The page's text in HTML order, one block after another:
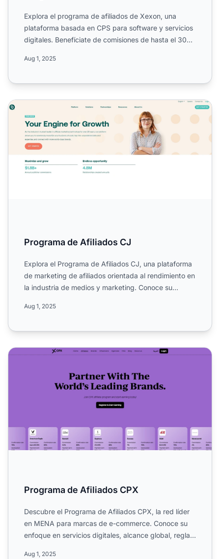
Explora el programa de afiliados de Xexon, una
plataforma basada en CPS para software y servicios
digitales. Benefíciate de comisiones de hasta el 30%,
Aug 1, 2025
Programa de Afiliados CJ
Programa de Afiliados CJ
Explora el Programa de Afiliados CJ, una plataforma
de marketing de afiliados orientada al rendimiento en
la industria de medios y marketing. Conoce su
Aug 1, 2025
Programa de Afiliados CPX
Programa de Afiliados CPX
Descubre el Programa de Afiliados CPX, la red líder
en MENA para marcas de e-commerce. Conoce su
enfoque en servicios digitales, alcance global, reglas
Aug 1, 2025